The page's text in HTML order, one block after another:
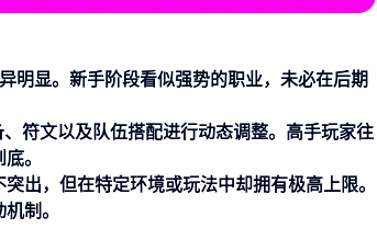
明显。新手阶段看似强势的职业，未必在后期
符文以及队伍搭配进行动态调整。高手玩家往
。
出，但在特定环境或玩法中却拥有极高上限。
制。